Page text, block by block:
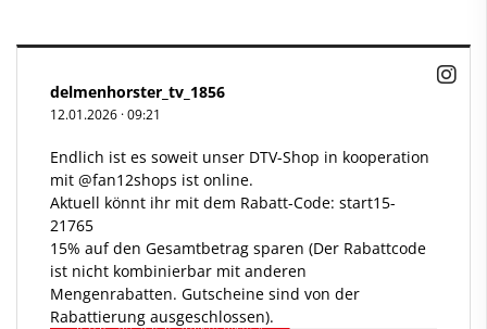
delmenhorster_tv_1856
12.01.2026 ·09:21
Endlich ist es soweit unser DTV-Shop in kooperation
mit @fan12shops ist online.
Aktuell könnt ihr mit dem Rabatt-Code: start15-
21765
15% auf den Gesamtbetrag sparen (Der Rabattcode
ist nicht kombinierbar mit anderen
Mengenrabatten. Gutscheine sind von der
Rabattierung ausgeschlossen).